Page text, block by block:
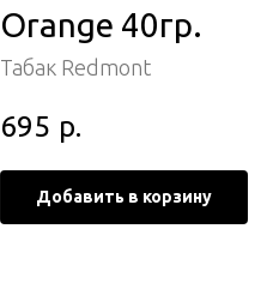
Orange 40гр.
Табак Redmont
695 р.
Добавить в корзину